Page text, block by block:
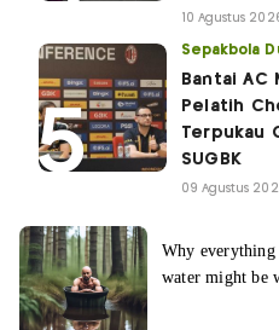
10 Agustus
Sepakbola
Bantai AC
Pelatih
Terpukau
SUGBK
09 Agustus